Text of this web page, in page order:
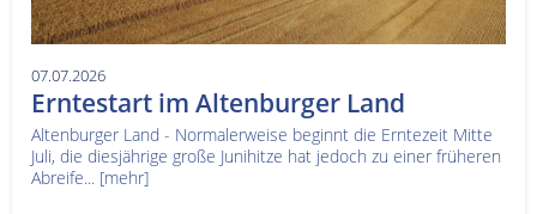
07.07.2026
Erntestart im Altenburger Land
Altenburger Land - Normalerweise beginnt die Erntezeit Mitte
Juli, die diesjährige große Junihitze hat jedoch zu einer früheren
Abreife... [mehr]